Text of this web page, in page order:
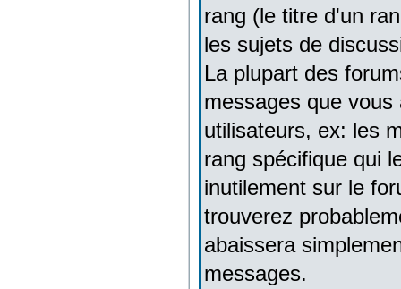
rang (le titre d'un
les sujets de
La plupart des
messages que
utilisateurs, ex: les
rang spécifique qui
inutilement sur le
trouverez
abaissera
messages.